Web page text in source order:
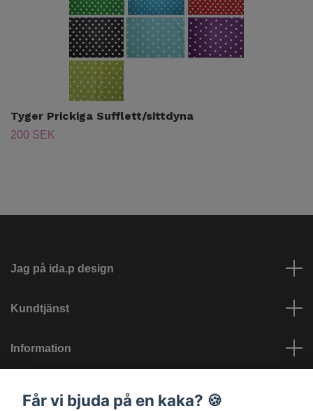
Tyger Prickiga Sufflett/sittdyna
200 SEK
Jag på ida.p design
Kundtjänst
Information
Får vi bjuda på en kaka? 🍪